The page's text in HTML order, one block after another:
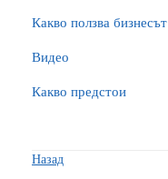
Какво ползва бизнесът
Видео
Какво предстои
Назад